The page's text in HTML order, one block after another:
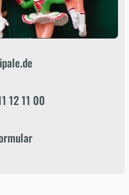
12 11 00